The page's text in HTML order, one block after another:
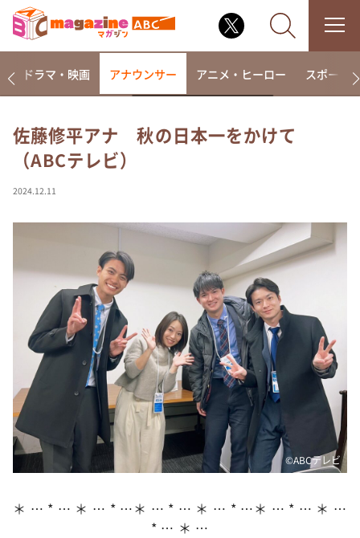
なるみ・岡村の過ぎるTV
相席食堂
～人生密着トークバラエティ！～ やすとものいたっ
て真剣です
探偵！ナイトスクープ
news おかえり
河合＆A.B.C-Z塚田×福井アナ「なんでやねん！？」
（news おかえり）
DAIGOも台所 ～きょうの献立 何にする？～
本日はダイアンなり！シーズン２
朝だ！生です旅サラダ
教えて！ニュースライブ 正義のミカタ
ＬＩＦＥ～夢のカタチ～
新婚さんいらっしゃい！
ドラマ・映画 アナウンサー アニメ・ヒーロー スポーツ
佐藤修平アナ 秋の日本一をかけて
（ABCテレビ）
2024.12.11
©️ABCテレビ
＊ … * … ＊ … * …＊ … * … ＊ … * …＊ … * … ＊ …
* … ＊ …